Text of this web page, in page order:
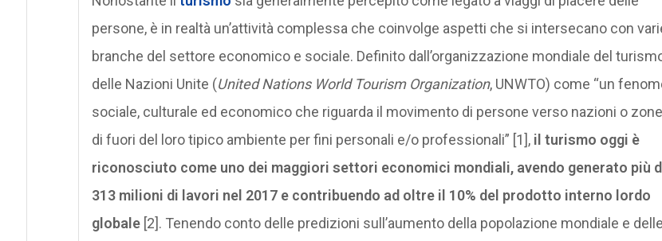
persone, è in realtà un’attività complessa che coinvolge aspetti che si intersecano con
branche del settore economico e sociale. Definito dall’organizzazione mondiale del
delle Nazioni Unite (United Nations World Tourism Organization, UNWTO) come “un
sociale, culturale ed economico che riguarda il movimento di persone verso nazioni o
di fuori del loro tipico ambiente per fini personali e/o professionali” [1], il turismo oggi è
riconosciuto come uno dei maggiori settori economici mondiali, avendo generato più
313 milioni di lavori nel 2017 e contribuendo ad oltre il 10% del prodotto interno lordo
globale[2]. Tenendo conto delle predizioni sull’aumento della popolazione mondiale e delle